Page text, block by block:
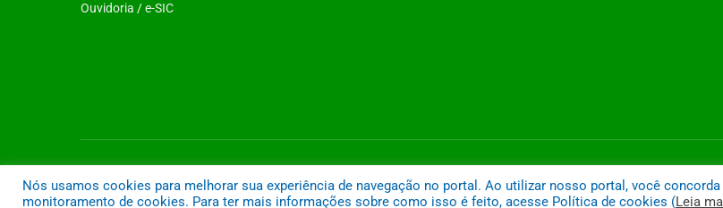
Ouvidoria /e-SIC
Nós usamos cookies para melhorar sua experiência de navegação no portal. Ao utilizar nosso portal, você
monitoramento de cookies. Para ter mais informações sobre como isso é feito, acesse Política de cookies (Leia